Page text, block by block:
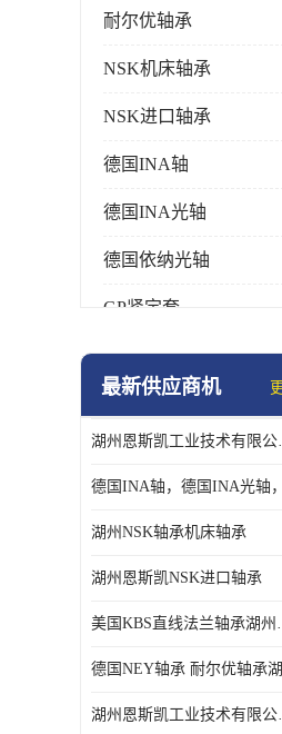
耐尔优轴承
NSK机床轴承
NSK进口轴承
德国INA轴
德国INA光轴
德国依纳光轴
GP紧定套
SKF轴承
日本NSK进口轴承
德国INA进口轴承
最新供应商机
湖州恩
湖州NSK轴承机床轴承
湖州恩斯凯NSK进口轴承
美国
湖州恩